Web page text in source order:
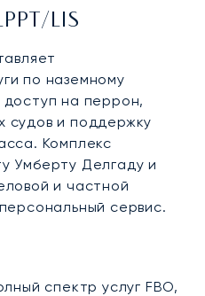
LIS
по наземному
на перрон,
судов и поддержку
Комплекс
Умберту Делгаду и
и частной
сервис.
спектр услуг FBO,